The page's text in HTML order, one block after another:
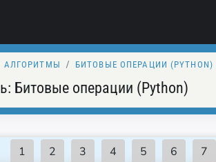
АЛГОРИТМЫ БИТОВЫЕ ОПЕРАЦИИ (PYTHON)
Битовые операции (Python)